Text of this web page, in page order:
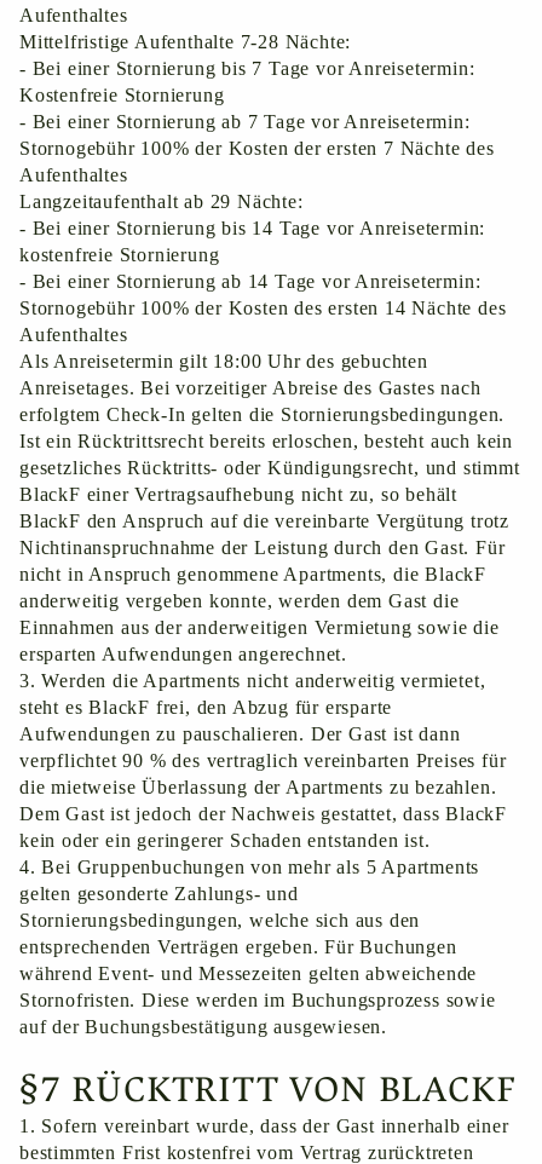
Aufenthaltes
Mittelfristige Aufenthalte 7-28 Nächte:
- Bei einer Stornierung bis 7 Tage vor Anreisetermin:
Kostenfreie Stornierung
- Bei einer Stornierung ab 7 Tage vor Anreisetermin:
Stornogebühr 100% der Kosten der ersten 7 Nächte des
Aufenthaltes
Langzeitaufenthalt ab 29 Nächte:
- Bei einer Stornierung bis 14 Tage vor Anreisetermin:
kostenfreie Stornierung
- Bei einer Stornierung ab 14 Tage vor Anreisetermin:
Stornogebühr 100% der Kosten des ersten 14 Nächte des
Aufenthaltes
Als Anreisetermin gilt 18:00 Uhr des gebuchten
Anreisetages. Bei vorzeitiger Abreise des Gastes nach
erfolgtem Check-In gelten die Stornierungsbedingungen.
Ist ein Rücktrittsrecht bereits erloschen, besteht auch kein
gesetzliches Rücktritts- oder Kündigungsrecht, und stimmt
BlackF einer Vertragsaufhebung nicht zu, so behält
BlackF den Anspruch auf die vereinbarte Vergütung trotz
Nichtinanspruchnahme der Leistung durch den Gast. Für
nicht in Anspruch genommene Apartments, die BlackF
anderweitig vergeben konnte, werden dem Gast die
Einnahmen aus der anderweitigen Vermietung sowie die
ersparten Aufwendungen angerechnet.
3. Werden die Apartments nicht anderweitig vermietet,
steht es BlackF frei, den Abzug für ersparte
Aufwendungen zu pauschalieren. Der Gast ist dann
verpflichtet 90 % des vertraglich vereinbarten Preises für
die mietweise Überlassung der Apartments zu bezahlen.
Dem Gast ist jedoch der Nachweis gestattet, dass BlackF
kein oder ein geringerer Schaden entstanden ist.
4. Bei Gruppenbuchungen von mehr als 5 Apartments
gelten gesonderte Zahlungs- und
Stornierungsbedingungen, welche sich aus den
entsprechenden Verträgen ergeben. Für Buchungen
während Event- und Messezeiten gelten abweichende
Stornofristen. Diese werden im Buchungsprozess sowie
auf der Buchungsbestätigung ausgewiesen.
§7 RÜCKTRITT VON BLACKF
1. Sofern vereinbart wurde, dass der Gast innerhalb einer
bestimmten Frist kostenfrei vom Vertrag zurücktreten